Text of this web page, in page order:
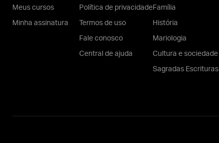
Meus cursos
Minha assinatura
Política de privacidade
Termos de uso
Fale conosco
Central de ajuda
Família
História
Mariologia
Cultura e sociedade
Sagradas Escrituras